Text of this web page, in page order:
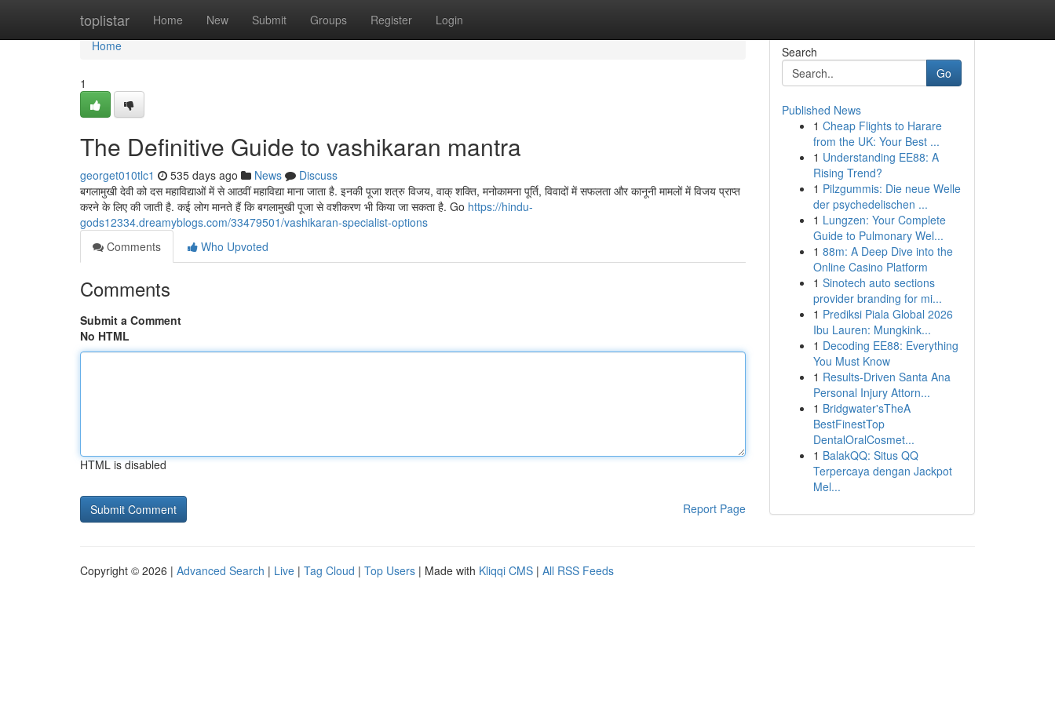
toplistar Home New Submit Groups Register Login
Home
Home
1
The Definitive Guide to vashikaran mantra
georget010tlc1 535 days ago News
Discuss
बगलामुखी देवी को दस महाविद्याओं में से आठवीं महाविद्या माना जाता है. इनकी पूजा शत्रु विजय, वाक् शक्ति, मनोकामना पूर्ति, विवादों में सफलता और कानूनी मामलों में विजय प्राप्त
करने के लिए की जाती है. कई लोग मानते हैं कि बगलामुखी पूजा से वशीकरण भी किया जा सकता है. Go https://hindu-
gods12334.dreamyblogs.com/33479501/vashikaran-specialist-options
Comments
Who Upvoted
Comments
Submit a Comment
No HTML
HTML is disabled
Report Page
Search
Go
Published News
1 Cheap Flights to Harare
from the UK: Your Best ...
1 Understanding EE88: A
Rising Trend?
1 Pilzgummis: Die neue Welle
der psychedelischen ...
1 Lungzen: Your Complete
Guide to Pulmonary Wel...
1 88m: A Deep Dive into the
Online Casino Platform
1 Sinotech auto sections
provider branding for mi...
1 Prediksi Piala Global 2026
Ibu Lauren: Mungkink...
1 Decoding EE88: Everything
You Must Know
1 Results-Driven Santa Ana
Personal Injury Attorn...
1 Bridgwater'sTheA
BestFinestTop
DentalOralCosmet...
1 BalakQQ: Situs QQ
Terpercaya dengan Jackpot
Mel...
Copyright © 2026 | Advanced Search | Live | Tag Cloud | Top Users | Made with Kliqqi CMS | All RSS Feeds